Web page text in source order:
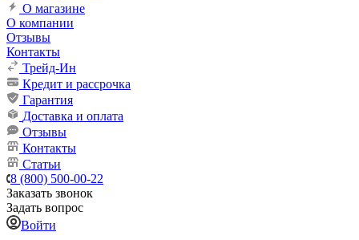
О магазине
О компании
Отзывы
Контакты
Трейд-Ин
Кредит и рассрочка
Гарантия
Доставка и оплата
Отзывы
Контакты
Статьи
8 (800) 500-00-22
Заказать звонок
Задать вопрос
Войти